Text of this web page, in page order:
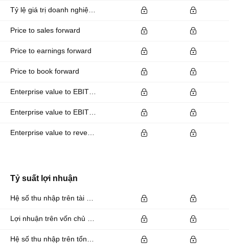
Price to sales forward
Price to earnings forward
Price to book forward
Tỷ suất lợi nhuận